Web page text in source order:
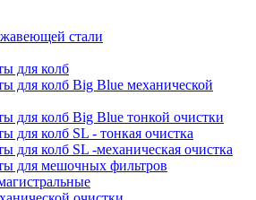
стали
для колб
для колб Big Blue механической
для колб Big Blue тонкой очистки
для колб SL - тонкая очистка
для колб SL -механическая очистка
для мешочных фильтров